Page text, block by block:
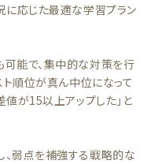
に応じた最適な学習プラン
能で、集中的な対策を行
ト順位が真ん中位になって
値が15以上アップした」と
弱点を補強する戦略的な